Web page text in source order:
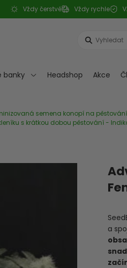
Vždy čerstvé Vždy rychle
Search
banky Headshop Akce
semena konopí na
s krátkou dobou pěstování -
a